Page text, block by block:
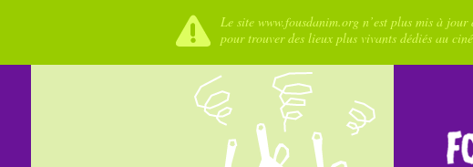
Le site www.fousdanim.org n’est plus mis à
pour trouver des lieux plus vivants dédiés au